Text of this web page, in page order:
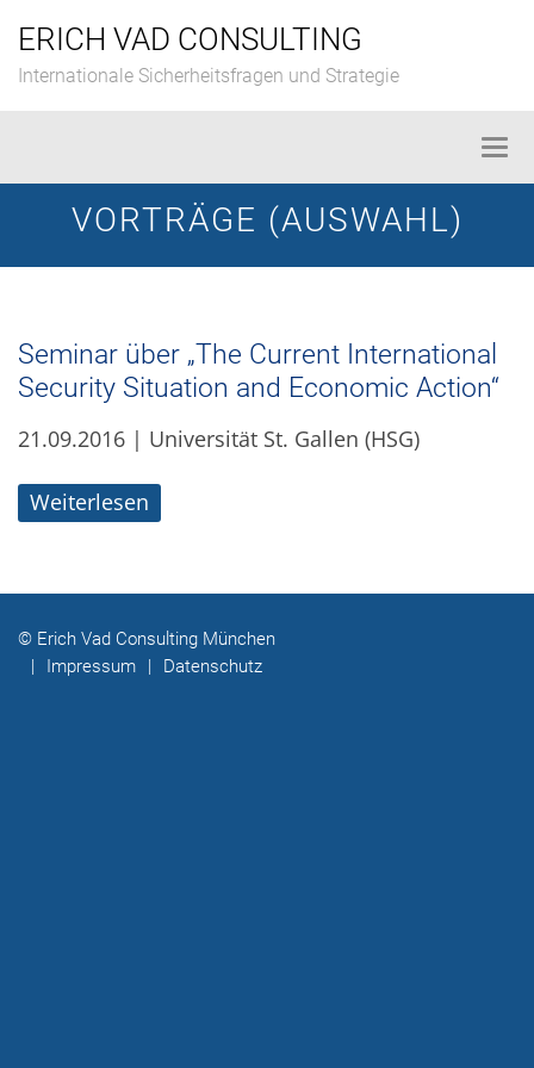
content
ERICH VAD CONSULTING
Internationale Sicherheitsfragen und Strategie
VORTRÄGE (AUSWAHL)
Seminar über „The Current International
Security Situation and Economic Action“
21.09.2016 | Universität St. Gallen (HSG)
Weiterlesen
© Erich Vad Consulting München
|
Impressum | Datenschutz